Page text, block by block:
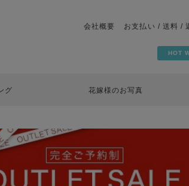
会社概要 お支払い / 送料 /
HOT
グ 花嫁様のお写真